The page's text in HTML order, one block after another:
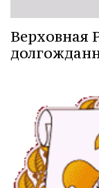
Верховная